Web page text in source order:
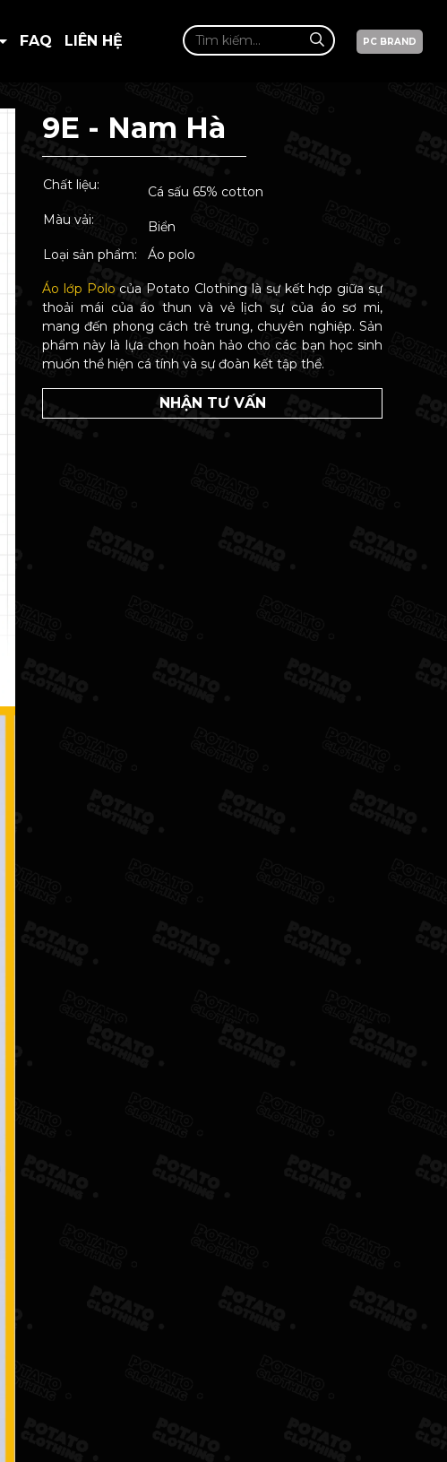
FAQ LIÊN HỆ PC BRAND
9E - Nam Hà
Chất liệu:
Cá sấu 65% cotton
Màu vải:
Biển
Loại sản phẩm:
Áo polo
Áo lớp Polo của Potato Clothing là sự kết hợp giữa sự
thoải mái của áo thun và vẻ lịch sự của áo sơ mi,
mang đến phong cách trẻ trung, chuyên nghiệp. Sản
phẩm này là lựa chọn hoàn hảo cho các bạn học sinh
muốn thể hiện cá tính và sự đoàn kết tập thể.
NHẬN TƯ VẤN